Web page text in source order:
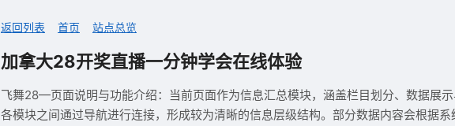
返回列表 首页 站点总览
加拿大28开奖直播一分钟学会在线体验
飞舞28—页面说明与功能介绍：当前页面作为信息汇总模块，涵盖栏目划分、数据展示
各模块之间通过导航进行连接，形成较为清晰的信息层级结构。部分数据内容会根据系